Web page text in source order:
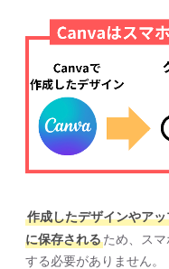
作成したデザインやア
に保存されるため、ス
する必要がありません。